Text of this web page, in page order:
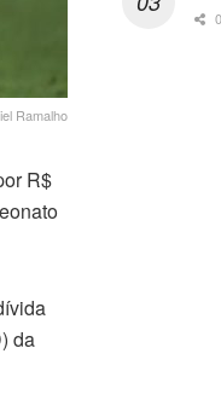
Ramalho
R$
da